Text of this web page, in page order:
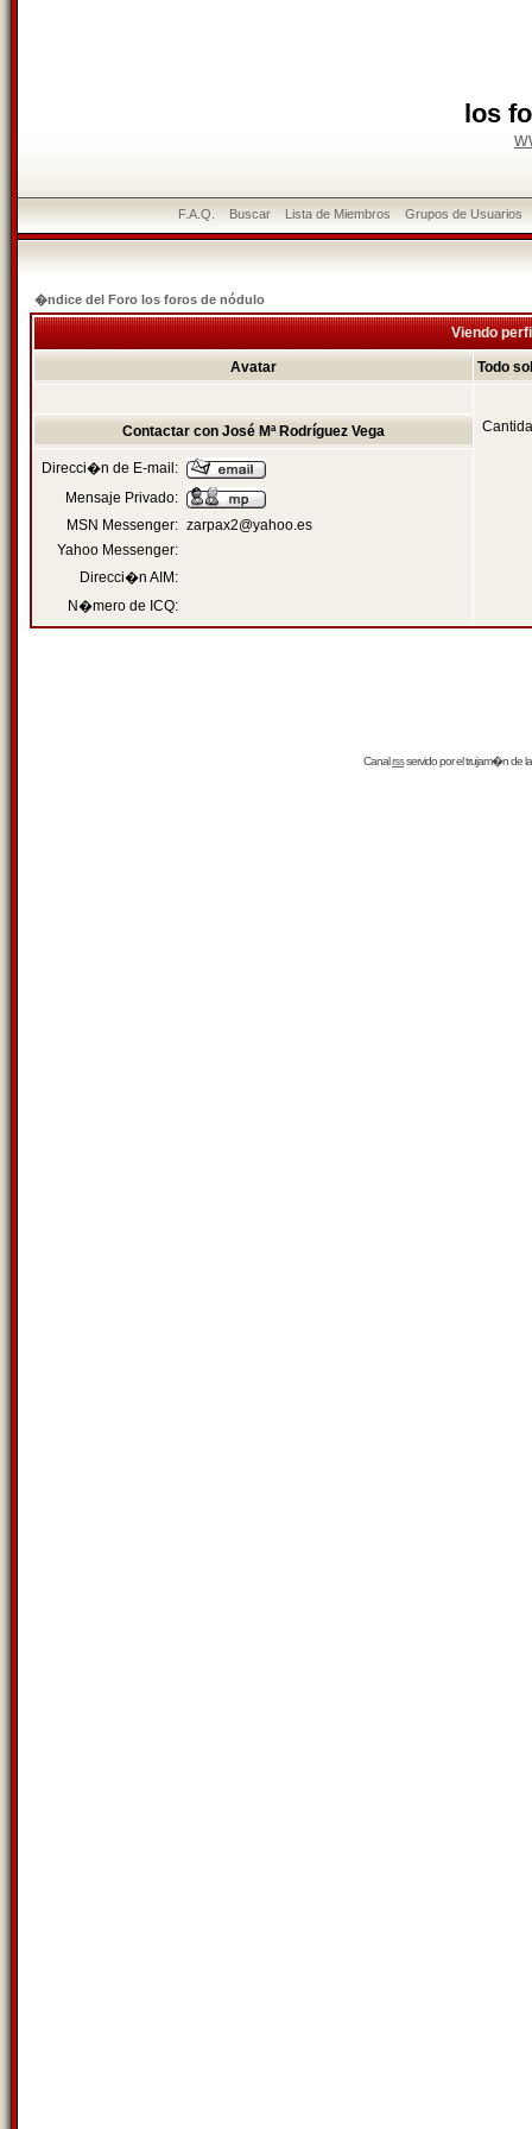
los
F.A.Q. Buscar Lista de Miembros Grupos de Usuarios
�ndice del Foro los foros de nódulo
Viendo
Avatar Todo
Contactar con José Mª Rodríguez Vega
Direcci�n de E-mail:
Mensaje Privado:
MSN Messenger: zarpax2@yahoo.es
Yahoo Messenger:
Direcci�n AIM:
N�mero de ICQ:
Canalrssservido por eltrujam�nde